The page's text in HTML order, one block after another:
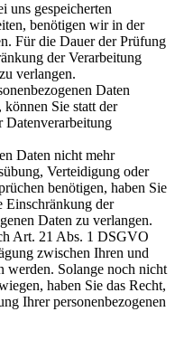
uns gespeicherten
benötigen wir in der
Für die Dauer der Prüfung
der Verarbeitung
verlangen.
Daten
können Sie statt der
Datenverarbeitung
Daten nicht mehr
Verteidigung oder
benötigen, haben Sie
Einschränkung der
Daten zu verlangen.
Art. 21 Abs. 1 DSGVO
zwischen Ihren und
werden. Solange noch nicht
haben Sie das Recht,
Ihrer personenbezogenen